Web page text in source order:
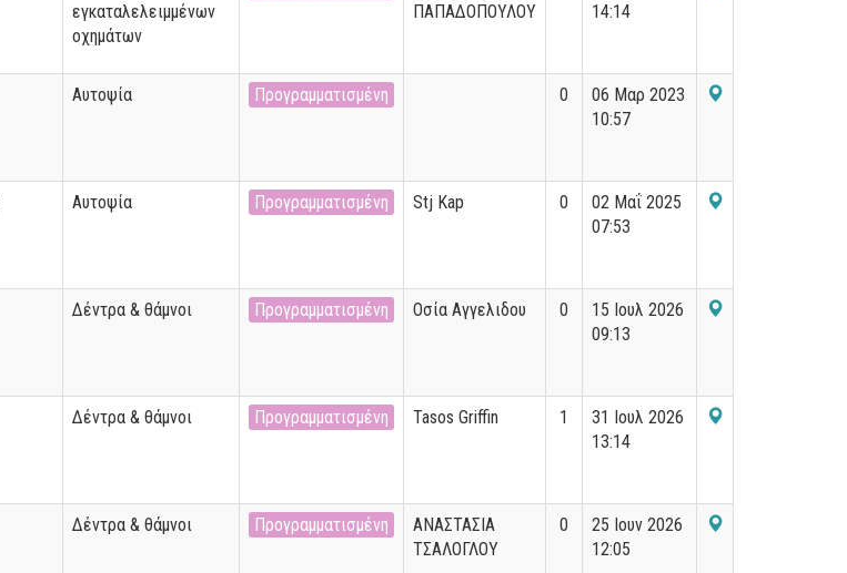
εγκαταλελειμμένων
οχημάτων
ΠΑΠΑΔΟΠΟΥΛΟΥ
14:14
Αυτοψία Προγραμματισμένη 0
06 Μαρ 2023
10:57
Αυτοψία Προγραμματισμένη Stj Kap 0
02 Μαΐ 2025
07:53
Δέντρα & θάμνοι Προγραμματισμένη Οσία Αγγελιδου 0
15 Ιουλ 2026
09:13
Δέντρα & θάμνοι Προγραμματισμένη Tasos Griffin 1
31 Ιουλ 2026
13:14
Δέντρα & θάμνοι Προγραμματισμένη
ΑΝΑΣΤΑΣΙΑ
ΤΣΑΛΟΓΛΟΥ
0
25 Ιουν 2026
12:05